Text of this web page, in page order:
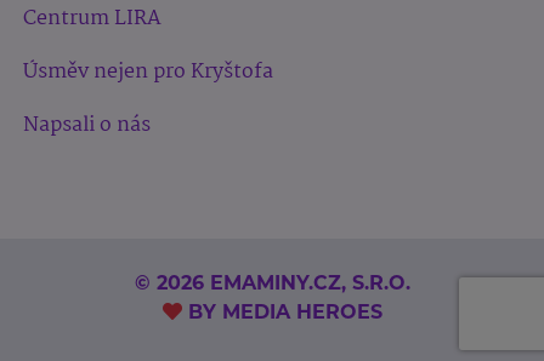
Centrum LIRA
Úsměv nejen pro Kryštofa
Napsali o nás
© 2026 EMAMINY.CZ, S.R.O.
BY MEDIA HEROES